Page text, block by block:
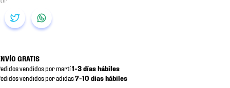
GRATIS
vendidos por martí1-3 días hábiles
vendidos por adidas7-10 días hábiles